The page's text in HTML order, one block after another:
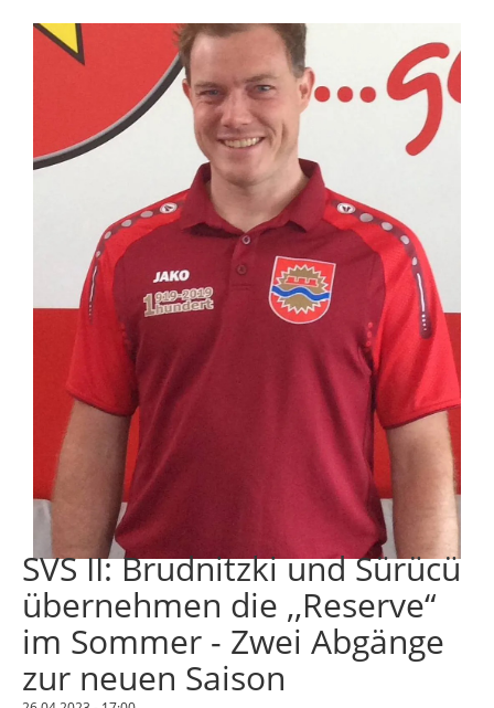
SVS II: Brudnitzki und Sürücü
übernehmen die ,,Reserve“
im Sommer - Zwei Abgänge
zur neuen Saison